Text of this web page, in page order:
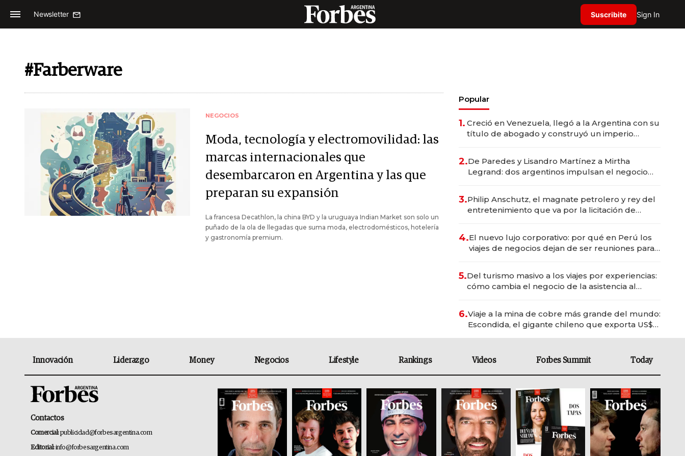
Newsletter Suscribite Sign In
#Farberware
NEGOCIOS
Moda, tecnología y electromovilidad: las
marcas internacionales que
desembarcaron en Argentina y las que
preparan su expansión
La francesa Decathlon, la china BYD y la uruguaya Indian Market son solo un
puñado de la ola de llegadas que suma moda, electrodomésticos, hotelería
y gastronomía premium.
Popular
1. Creció en Venezuela, llegó a la Argentina con su
título de abogado y construyó un imperio
2.De Paredes y Lisandro Martínez a Mirtha
Legrand: dos argentinos impulsan el negocio
3.Philip Anschutz, el magnate petrolero y rey del
entretenimiento que va por la licitación de
4.El nuevo lujo corporativo: por qué en Perú los
viajes de negocios dejan de ser reuniones para
5.Del turismo masivo a los viajes por experiencias:
cómo cambia el negocio de la asistencia al
6.Viaje a la mina de cobre más grande del mundo:
Escondida, el gigante chileno que exporta US$
Innovación Liderazgo Money Negocios Lifestyle Rankings Videos Forbes Summit Today
Contactos
Comercial:publicidad@forbesargentina.com
Editorial:info@forbesargentina.com